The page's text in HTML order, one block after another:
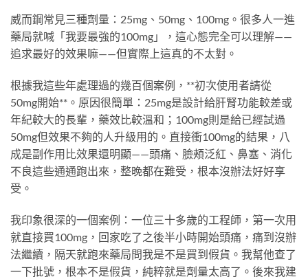
威而鋼常見三種劑量：25mg、50mg、100mg。很多人一進
藥局就喊「我要最強的100mg」，這心態完全可以理解——
追求最好的效果嘛——但實際上這真的不太對。
根據我這些年處理過的幾百個案例，**初次使用者請從
50mg開始**。原因很簡單：25mg是設計給肝腎功能較差或
年紀較大的長輩，藥效比較溫和；100mg則是給已經試過
50mg但效果不夠的人升級用的。直接衝100mg的結果，八
成是副作用比效果還明顯——頭痛、臉頰泛紅、鼻塞、消化
不良這些通通跑出來，整晚都在難受，根本沒辦法好好享
受。
我印象很深的一個案例：一位三十多歲的工程師，第一次用
就直接買100mg，回家吃了之後半小時開始頭痛，痛到沒辦
法繼續，隔天就跑來藥局問我是不是買到假貨。我幫他查了
一下批號，根本不是假貨，純粹就是劑量太高了。後來我建